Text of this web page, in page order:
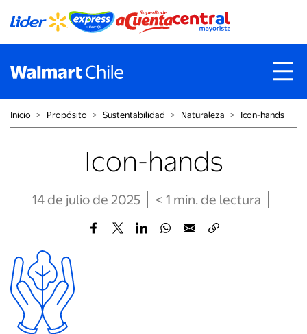
Inicio ˃ Propósito ˃ Sustentabilidad ˃ Naturaleza ˃ Icon-hands
Icon-hands
14 de julio de 2025 < 1 min. de lectura